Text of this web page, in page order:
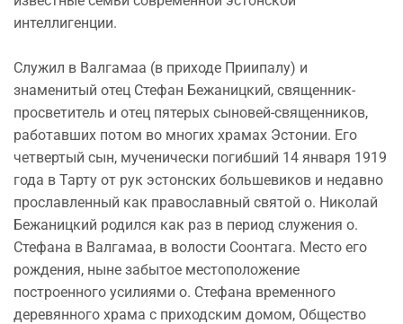
интеллигенции.
Служил в Валгамаа (в приходе Приипалу) и
знаменитый отец Стефан Бежаницкий, священник-
просветитель и отец пятерых сыновей-священников,
работавших потом во многих храмах Эстонии. Его
четвертый сын, мученически погибший 14 января 1919
года в Тарту от рук эстонских большевиков и недавно
прославленный как православный святой о. Николай
Бежаницкий родился как раз в период служения о.
Стефана в Валгамаа, в волости Соонтага. Место его
рождения, ныне забытое местоположение
построенного усилиями о. Стефана временного
деревянного храма с приходским домом, Общество